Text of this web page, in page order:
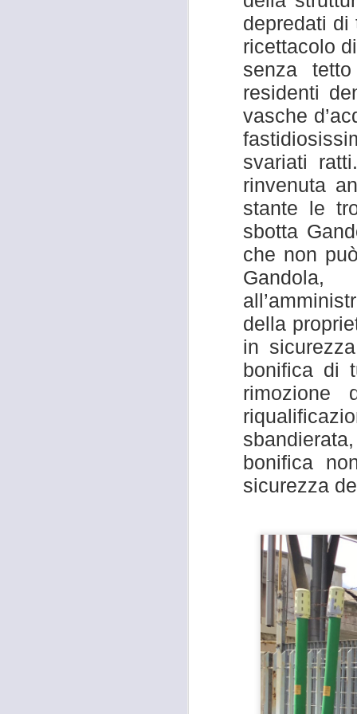
depredati di
ricettacolo
senza
residenti
vasche
svariati
rinvenuta
stante le
sbotta
che non
Gandola,
della
in
bonifica di
rimozione
bonifica
sicurezza
società che gestisce la mostra
I